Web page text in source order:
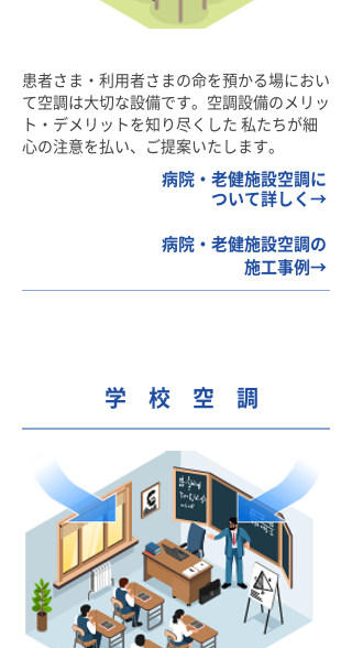
患者さま・利用者さまの命を預かる場におい
て空調は大切な設備です。空調設備のメリッ
ト・デメリットを知り尽くした 私たちが細
心の注意を払い、ご提案いたします。
病院・老健施設空調に
ついて詳しく→
病院・老健施設空調の
施工事例→
​学 校 空 調